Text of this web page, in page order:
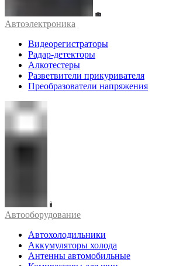
Автоэлектроника
Видеорегистраторы
Радар-детекторы
Алкотестеры
Разветвители прикуривателя
Преобразователи напряжения
Автооборудование
Автохолодильники
Аккумуляторы холода
Антенны автомобильные